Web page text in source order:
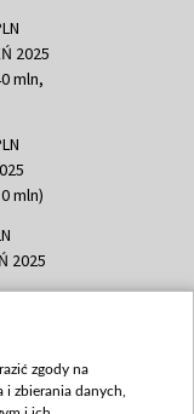
2025
mln,
mln)
2025
350
zgody na
zbierania danych,